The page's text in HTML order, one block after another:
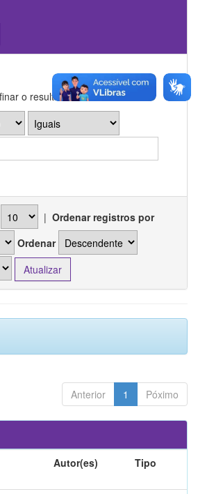
o resultado de busca.
| Ordenar registros por
Ordenar
Anterior 1 Póximo
Autor(es) Tipo